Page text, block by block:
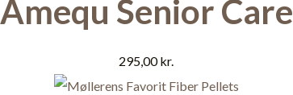
Amequ Senior Care
295,00kr.